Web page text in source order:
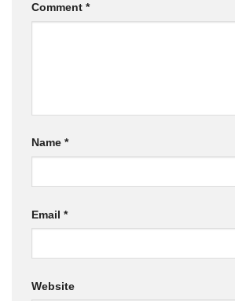
Comment *
Name *
Email *
Website